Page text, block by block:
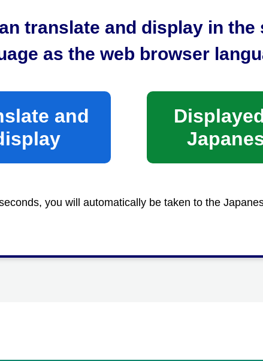
translate and display in the
as the web browser
and
you will automatically be taken to the
書給与証明書」を持って、転校先の学校へ行く。
書給与証明書」をもらう。
書」をもらう。
行ってください。